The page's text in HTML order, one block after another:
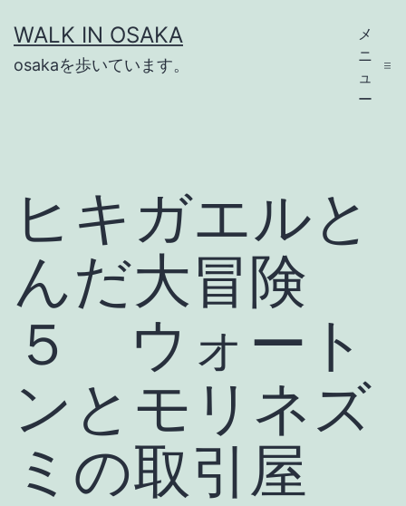
ン
テ
WALK IN OSAKA
osakaを歩いています。
メ
ニ
ュ
ー
ヒキガエルと
んだ大冒険
５ ウォート
ンとモリネズ
ミの取引屋